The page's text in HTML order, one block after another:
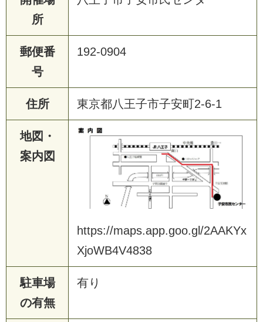
所
郵便番
号
192-0904
住所 東京都八王子市子安町2-6-1
地図・
案内図
https://maps.app.goo.gl/2AAKYx
XjoWB4V4838
駐車場
の有無
有り